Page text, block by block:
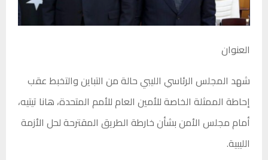
العنوان
شهد المجلس الرئاسي الليبي حالة من التباين والتخبط عقب
إحاطة الممثلة الخاصة للأمين العام للأمم المتحدة، هانا تيتيه،
أمام مجلس الأمن بشأن خارطة الطريق المقترحة لحل الأزمة
الليبية.